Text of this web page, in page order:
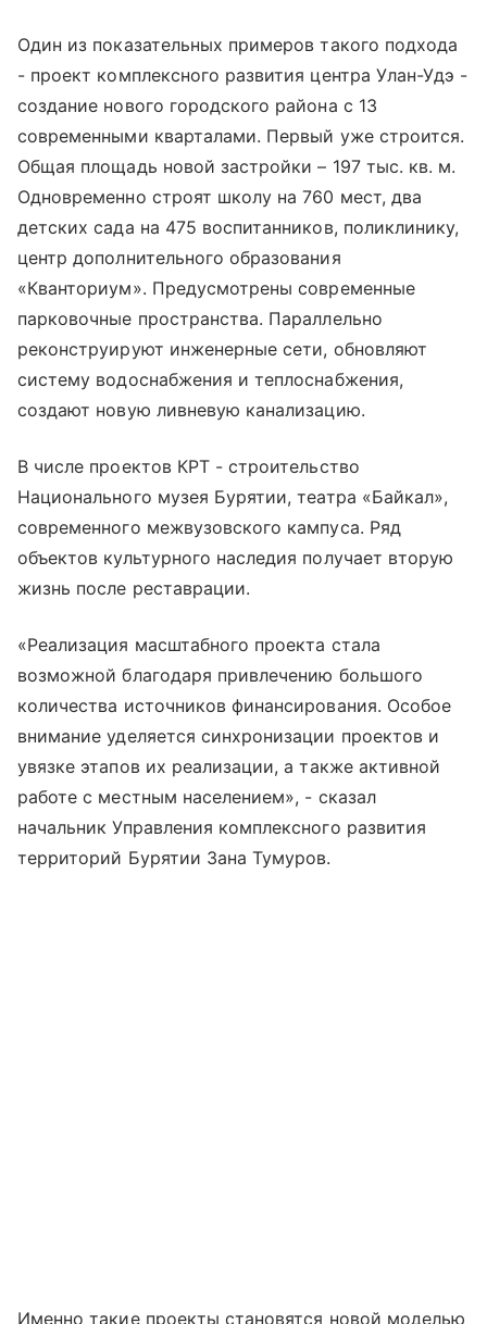
Один из показательных примеров такого подхода
- проект комплексного развития центра Улан-Удэ -
создание нового городского района с 13
современными кварталами. Первый уже строится.
Общая площадь новой застройки – 197 тыс. кв. м.
Одновременно строят школу на 760 мест, два
детских сада на 475 воспитанников, поликлинику,
центр дополнительного образования
«Кванториум». Предусмотрены современные
парковочные пространства. Параллельно
реконструируют инженерные сети, обновляют
систему водоснабжения и теплоснабжения,
создают новую ливневую канализацию.
В числе проектов КРТ - строительство
Национального музея Бурятии, театра «Байкал»,
современного межвузовского кампуса. Ряд
объектов культурного наследия получает вторую
жизнь после реставрации.
«Реализация масштабного проекта стала
возможной благодаря привлечению большого
количества источников финансирования. Особое
внимание уделяется синхронизации проектов и
увязке этапов их реализации, а также активной
работе с местным населением», - сказал
начальник Управления комплексного развития
территорий Бурятии Зана Тумуров.
Именно такие проекты становятся новой моделью